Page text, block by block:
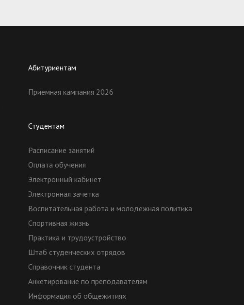
Абитуриентам
Приемная кампания 2026
Студентам
Расписание занятий
Оплата обучения
Электронный кабинет
Электронная зачетка
Воспитательная работа и молодежная политика
Спортивная жизнь
Практика и трудоустройство
Штаб студенческих отрядов
Справочник студента
Анкетирование по преподавателям
Информация об общежитиях